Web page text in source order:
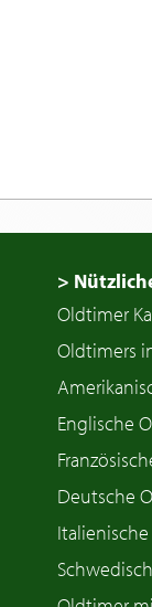
>
Oldtimer
Oldtimers
Englische
Deutsche